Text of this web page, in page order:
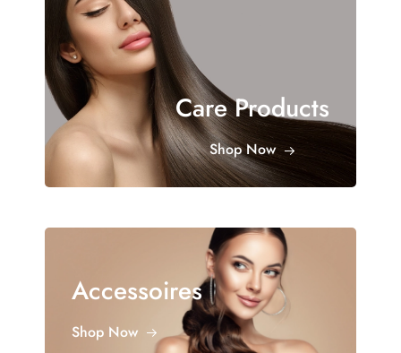
Care Products
Shop Now
Accessoires
Shop Now